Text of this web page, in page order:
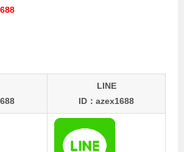
LINE
ID：azex1688